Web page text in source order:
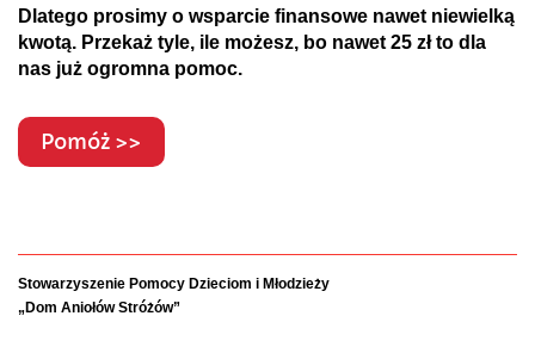
Dlatego prosimy o wsparcie finansowe nawet niewielką
kwotą. Przekaż tyle, ile możesz, bo nawet 25 zł to dla
nas już ogromna pomoc.
Pomóż >>
Stowarzyszenie Pomocy Dzieciom i Młodzieży
„Dom Aniołów Stróżów”